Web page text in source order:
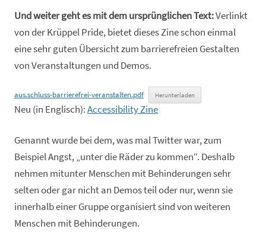
Und weiter geht es mit dem ursprünglichen Text:Verlinkt
von der Krüppel Pride, bietet dieses Zine schon einmal
eine sehr guten Übersicht zum barrierefreien Gestalten
von Veranstaltungen und Demos.
aus.schluss-barrierefrei-veranstalten.pdf Herunterladen
Neu (in Englisch):Accessibility Zine
Genannt wurde bei dem, was mal Twitter war, zum
Beispiel Angst, „unter die Räder zu kommen“. Deshalb
nehmen mitunter Menschen mit Behinderungen sehr
selten oder gar nicht an Demos teil oder nur, wenn sie
innerhalb einer Gruppe organisiert sind von weiteren
Menschen mit Behinderungen.